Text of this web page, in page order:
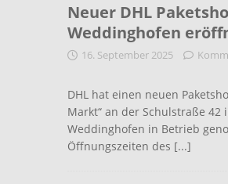
Neuer DHL
Weddinghofen
16. September 2025
DHL hat einen neuen
Markt“ an der Schulstraße 42
Weddinghofen in Betrieb
Öffnungszeiten des [...]